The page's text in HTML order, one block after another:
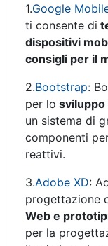
1.Google
ti consente di
dispositivi
consigli per il
2.Bootstrap:
per lo
un sistema di
componenti
reattivi.
3.Adobe XD:
progettazione
Web e
per la